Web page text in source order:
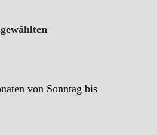
von Sonntag bis